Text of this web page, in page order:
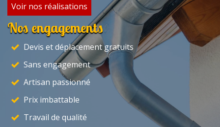
Voir nos réalisations
Nos engagements
Devis et déplacement gratuits
Sans engagement
Artisan passionné
Prix imbattable
Travail de qualité